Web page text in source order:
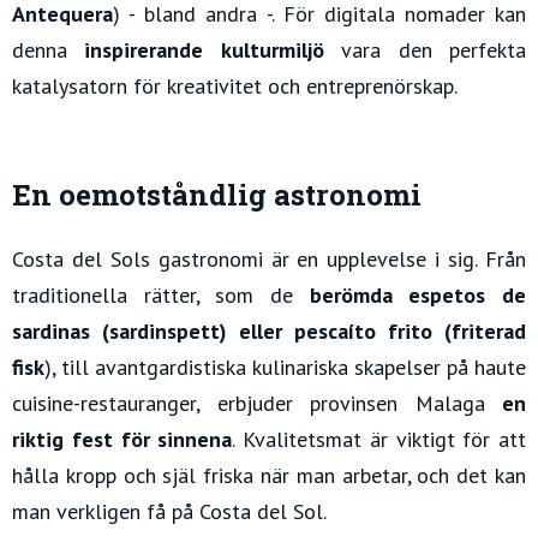
Antequera) - bland andra -. För digitala nomader kan
denna inspirerande kulturmiljövara den perfekta
katalysatorn för kreativitet och entreprenörskap.
En oemotståndlig astronomi
Costa del Sols gastronomi är en upplevelse i sig. Från
traditionella rätter, som de berömda espetos de
sardinas (sardinspett) eller pescaíto frito (friterad
fisk), till avantgardistiska kulinariska skapelser på haute
cuisine-restauranger, erbjuder provinsen Malaga en
riktig fest för sinnena. Kvalitetsmat är viktigt för att
hålla kropp och själ friska när man arbetar, och det kan
man verkligen få på Costa del Sol.